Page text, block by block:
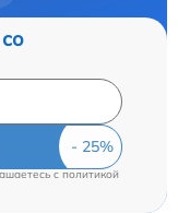
cполитикой